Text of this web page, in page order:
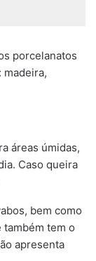
porcelanatos
áreas úmidas,
Caso queira
bem como
também tem o
apresenta